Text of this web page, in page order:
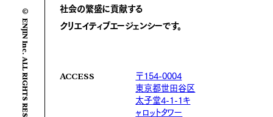
© ENJIN Inc. ALL RIGHTS RESERVED.
社会の繁盛に貢献する
クリエイティブエージェンシーです。
ACCESS
〒154-0004
東京都世田谷区
太子堂4-1-1キ
ャロットタワー